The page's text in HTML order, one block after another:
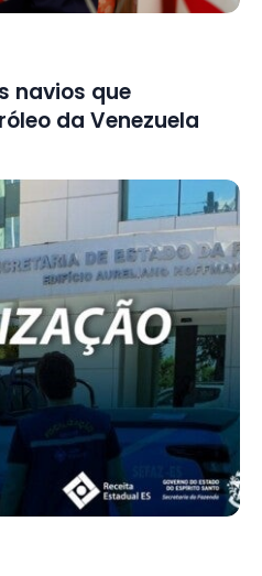
navios que
da Venezuela